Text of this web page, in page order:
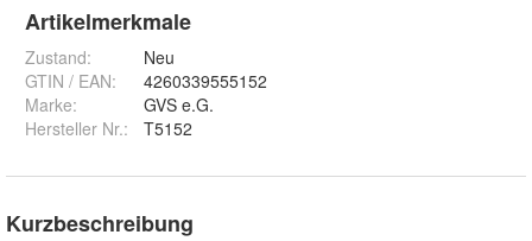
Artikelmerkmale
Zustand:
Neu
GTIN / EAN:
4260339555152
Marke:
GVS e.G.
Hersteller Nr.:
T5152
Kurzbeschreibung